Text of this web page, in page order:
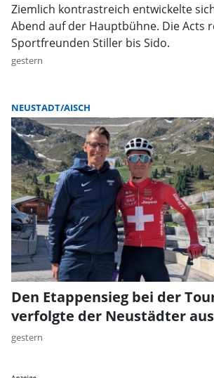
Ziemlich kontrastreich entwickelte
Abend auf der Hauptbühne. Die Acts
Sportfreunden Stiller bis Sido.
gestern
NEUSTADT/AISCH
Den Etappensieg bei der
verfolgte der Neustädter
gestern